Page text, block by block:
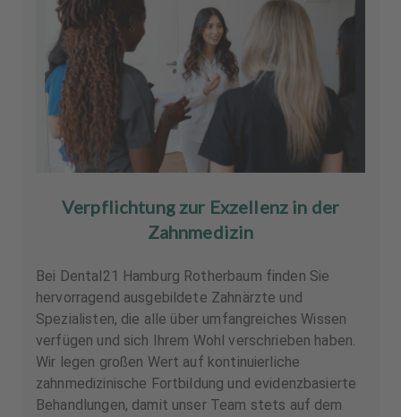
Verpflichtung zur Exzellenz in der
Zahnmedizin
Bei Dental21 Hamburg Rotherbaum finden Sie
hervorragend ausgebildete Zahnärzte und
Spezialisten, die alle über umfangreiches Wissen
verfügen und sich Ihrem Wohl verschrieben haben.
Wir legen großen Wert auf kontinuierliche
zahnmedizinische Fortbildung und evidenzbasierte
Behandlungen, damit unser Team stets auf dem